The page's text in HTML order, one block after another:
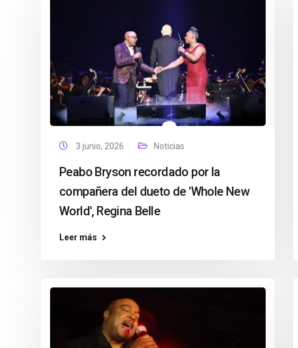
3 junio, 2026 Noticias
Peabo Bryson recordado por la
compañera del dueto de 'Whole New
World', Regina Belle
Leer más